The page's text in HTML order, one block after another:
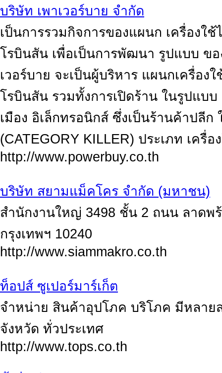
บริษัท เพาเวอร์บาย จำกัด
เป็นการรวมกิจการของแผนก เครื่องใ
โรบินสัน เพื่อเป็นการพัฒนา รูปแบบ ข
เวอร์บาย จะเป็นผู้บริหาร แผนกเครื่อ
โรบินสัน รวมทั้งการเปิดร้าน ในรูปแบ
เมือง อิเล็กทรอนิกส์ ซึ่งเป็นร้านค้าปลี
(CATEGORY KILLER) ประเภท เครื่
http://www.powerbuy.co.th
บริษัท สยามแม็คโคร จำกัด (มหาชน)
สำนักงานใหญ่ 3498 ชั้น 2 ถนน ลาดพ
กรุงเทพฯ 10240
http://www.siammakro.co.th
ท็อปส์ ซูเปอร์มาร์เก็ต
จำหน่าย สินค้าอุปโภค บริโภค มีหลาย
จังหวัด ทั่วประเทศ
http://www.tops.co.th